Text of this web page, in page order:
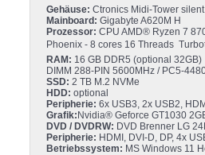
Gehäuse: Ctronics Midi-Tower
Mainboard: Gigabyte A620M H
Prozessor: CPU AMD® Ryzen 7
Phoenix - 8 cores 16 Threads 
RAM: 16 GB DDR5 (optional 32GB)
DIMM 288-PIN 5600MHz / PC5-
SSD: 2 TB M.2 NVMe
HDD: optional
Peripherie: 6x USB3, 2x USB2,
Grafik: Nvidia® Geforce GT1030
DVD / DVDRW: DVD Brenner LG
Peripherie: HDMI, DVI-D, DP, 4x
Betriebssystem: MS Windows 11